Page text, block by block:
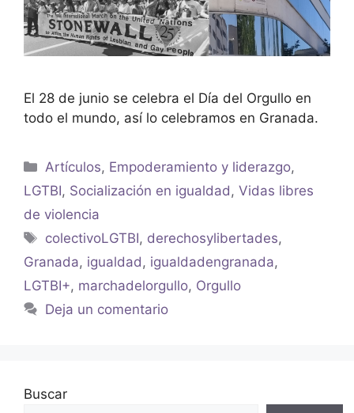
El 28 de junio se celebra el Día del Orgullo en
todo el mundo, así lo celebramos en Granada.
Artículos, Empoderamiento y liderazgo,
LGTBI, Socialización en igualdad , Vidas libres
de violencia
colectivoLGTBI, derechosylibertades,
Granada, igualdad , igualdadengranada,
LGTBI+, marchadelorgullo, Orgullo
Deja un comentario
Buscar